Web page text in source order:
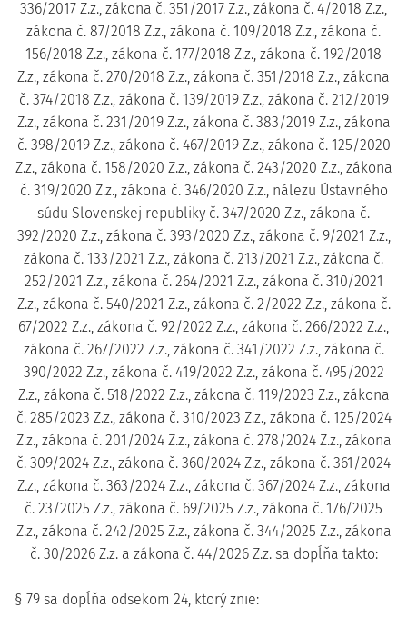
336/2017 Z.z., zákona č. 351/2017 Z.z., zákona č. 4/2018 Z.z.,
zákona č. 87/2018 Z.z., zákona č. 109/2018 Z.z., zákona č.
156/2018 Z.z., zákona č. 177/2018 Z.z., zákona č. 192/2018
Z.z., zákona č. 270/2018 Z.z., zákona č. 351/2018 Z.z., zákona
č. 374/2018 Z.z., zákona č. 139/2019 Z.z., zákona č. 212/2019
Z.z., zákona č. 231/2019 Z.z., zákona č. 383/2019 Z.z., zákona
č. 398/2019 Z.z., zákona č. 467/2019 Z.z., zákona č. 125/2020
Z.z., zákona č. 158/2020 Z.z., zákona č. 243/2020 Z.z., zákona
č. 319/2020 Z.z., zákona č. 346/2020 Z.z., nálezu Ústavného
súdu Slovenskej republiky č. 347/2020 Z.z., zákona č.
392/2020 Z.z., zákona č. 393/2020 Z.z., zákona č. 9/2021 Z.z.,
zákona č. 133/2021 Z.z., zákona č. 213/2021 Z.z., zákona č.
252/2021 Z.z., zákona č. 264/2021 Z.z., zákona č. 310/2021
Z.z., zákona č. 540/2021 Z.z., zákona č. 2/2022 Z.z., zákona č.
67/2022 Z.z., zákona č. 92/2022 Z.z., zákona č. 266/2022 Z.z.,
zákona č. 267/2022 Z.z., zákona č. 341/2022 Z.z., zákona č.
390/2022 Z.z., zákona č. 419/2022 Z.z., zákona č. 495/2022
Z.z., zákona č. 518/2022 Z.z., zákona č. 119/2023 Z.z., zákona
č. 285/2023 Z.z., zákona č. 310/2023 Z.z., zákona č. 125/2024
Z.z., zákona č. 201/2024 Z.z., zákona č. 278/2024 Z.z., zákona
č. 309/2024 Z.z., zákona č. 360/2024 Z.z., zákona č. 361/2024
Z.z., zákona č. 363/2024 Z.z., zákona č. 367/2024 Z.z., zákona
č. 23/2025 Z.z., zákona č. 69/2025 Z.z., zákona č. 176/2025
Z.z., zákona č. 242/2025 Z.z., zákona č. 344/2025 Z.z., zákona
č. 30/2026 Z.z. a zákona č. 44/2026 Z.z. sa dopĺňa takto:
§ 79 sa dopĺňa odsekom 24, ktorý znie: